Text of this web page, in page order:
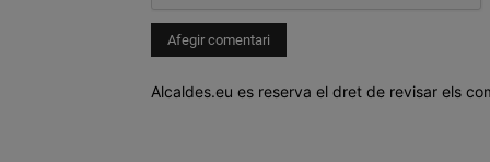
Alcaldes.eu es reserva el dret de revisar els